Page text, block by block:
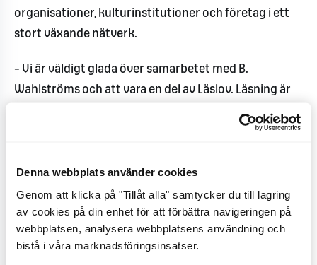
Denna webbplats använder cookies
Genom att klicka på "Tillåt alla" samtycker du till lagring
av cookies på din enhet för att förbättra navigeringen på
webbplatsen, analysera webbplatsens användning och
bistå i våra marknadsföringsinsatser.
organisationer, kulturinstitutioner och företag i ett
stort växande nätverk.
– Vi är väldigt glada över samarbetet med B.
Wahlströms och att vara en del av Läslov. Läsning är
kunna inspirera och få fler barn att läsa, både på egen
Förhoppningsvis kan vi bidra till fina lässtunder för
små och stora, säger Christoffer Bergfors, Vice VD på
Max.
Med start vecka 44 och fyra veckor framåt delas